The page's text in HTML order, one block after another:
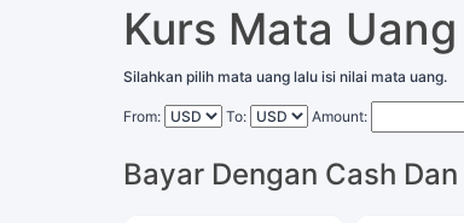
Kurs Mata
Silahkan pilih mata uang lalu isi nilai mata uang.
From: To: Amount:
Bayar Dengan Cash